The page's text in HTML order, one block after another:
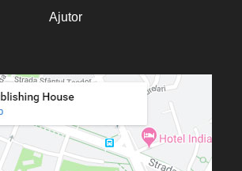
Ajutor